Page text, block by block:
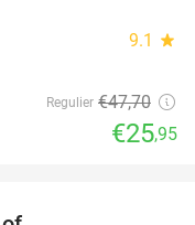
9.1 star
Regulier €47,70
€25,95